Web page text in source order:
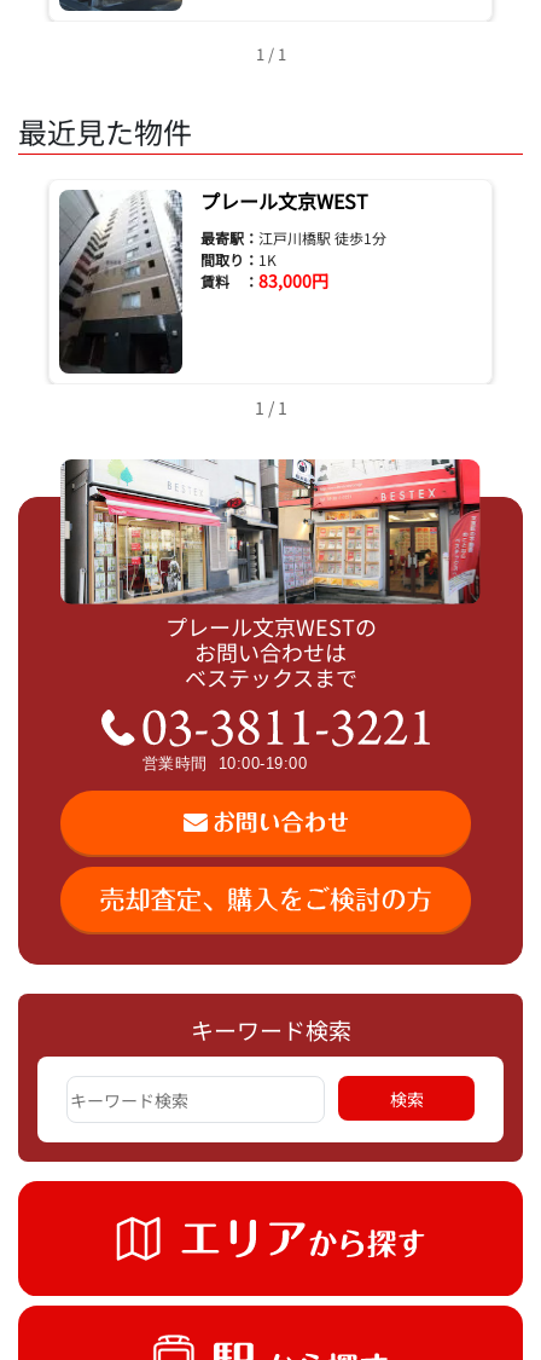
キーワード検索
1 / 1
最近見た物件
プレール文京WEST
最寄駅： 江戸川橋駅 徒歩1分
間取り： 1K
賃料 ： 83,000円
1 / 1
プレール文京WESTの
お問い合わせは
ベステックスまで